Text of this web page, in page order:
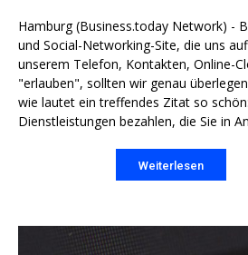
Hamburg (Business.today Network) -
und Social-Networking-Site, die uns
unserem Telefon, Kontakten, Online-
"erlauben", sollten wir genau
wie lautet ein treffendes Zitat so
Dienstleistungen bezahlen, die Sie in
Weiterlesen